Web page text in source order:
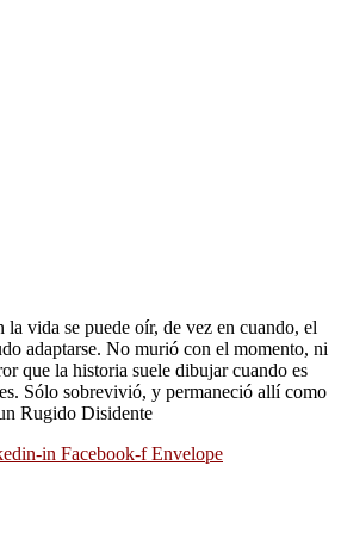
vida se puede oír, de vez en cuando, el
adaptarse. No murió con el momento, ni
que la historia suele dibujar cuando es
Sólo sobrevivió, y permaneció allí como
Rugido Disidente
in Facebook-f Envelope